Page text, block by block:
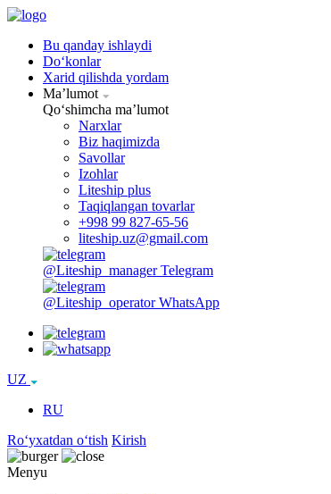
Bu qanday ishlaydi
Doʻkonlar
Xarid qilishda yordam
Maʼlumot
Qoʻshimcha maʼlumot
Narxlar
Biz haqimizda
Savollar
Izohlar
Liteship plus
Taqiqlangan tovarlar
+998 99 827-65-56
liteship.uz@gmail.com
@Liteship_manager Telegram
@Liteship_operator WhatsApp
UZ
RU
Roʻyxatdan oʻtish Kirish
Menyu